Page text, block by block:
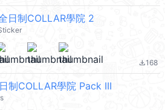
日制COLLAR學院 2
file_download168
制COLLAR學院 Pack III